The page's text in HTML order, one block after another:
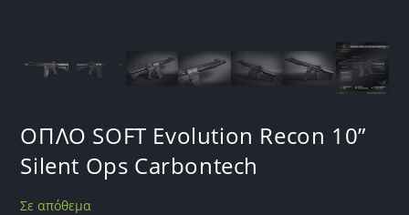
ΟΠΛΟ SOFT Evolution Recon 10”
Silent Ops Carbontech
Σε απόθεμα